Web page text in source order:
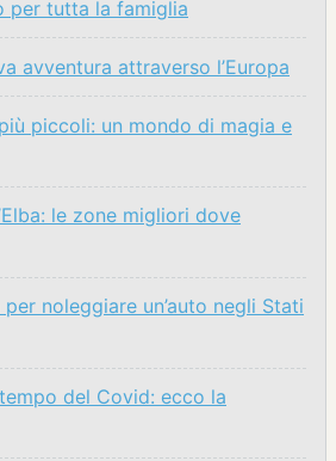
per tutta la famiglia
avventura attraverso l’Europa
piccoli: un mondo di magia e
le zone migliori dove
noleggiare un’auto negli Stati
del Covid: ecco la